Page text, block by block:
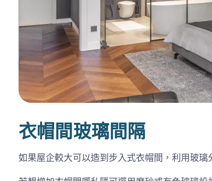
衣帽間玻璃間隔
如果屋企較大可以造到步入式衣帽間，利用玻